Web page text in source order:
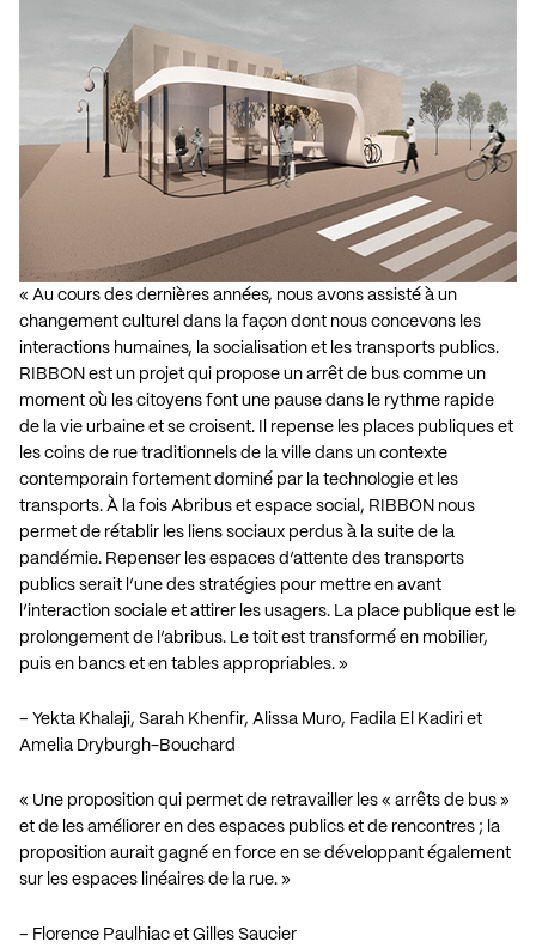
« Au cours des dernières années, nous avons assisté à un
changement culturel dans la façon dont nous concevons les
interactions humaines, la socialisation et les transports publics.
RIBBON est un projet qui propose un arrêt de bus comme un
moment où les citoyens font une pause dans le rythme rapide
de la vie urbaine et se croisent. Il repense les places publiques et
les coins de rue traditionnels de la ville dans un contexte
contemporain fortement dominé par la technologie et les
transports. À la fois Abribus et espace social, RIBBON nous
permet de rétablir les liens sociaux perdus à la suite de la
pandémie. Repenser les espaces d’attente des transports
publics serait l’une des stratégies pour mettre en avant
l’interaction sociale et attirer les usagers. La place publique est le
prolongement de l’abribus. Le toit est transformé en mobilier,
puis en bancs et en tables appropriables. »
– Yekta Khalaji, Sarah Khenfir, Alissa Muro, Fadila El Kadiri et
Amelia Dryburgh-Bouchard
« Une proposition qui permet de retravailler les « arrêts de bus »
et de les améliorer en des espaces publics et de rencontres ; la
proposition aurait gagné en force en se développant également
sur les espaces linéaires de la rue. »
– Florence Paulhiac et Gilles Saucier